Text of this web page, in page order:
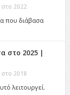
2022
που διάβασα
στο 2025 |
2018
λειτουργεί.